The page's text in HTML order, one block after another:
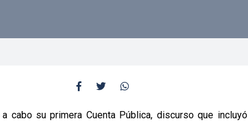
cabo su primera Cuenta Pública, discurso que incluyó